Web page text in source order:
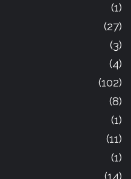
(1)
(27)
(3)
(4)
(102)
(8)
(1)
(11)
(1)
(14)